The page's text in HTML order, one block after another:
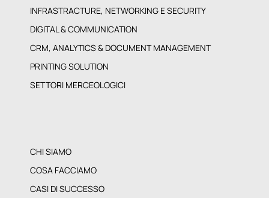
INFRASTRACTURE, NETWORKING E SECURITY
DIGITAL & COMMUNICATION
CRM, ANALYTICS & DOCUMENT MANAGEMENT
PRINTING SOLUTION
SETTORI MERCEOLOGICI
CHI SIAMO
COSA FACCIAMO
CASI DI SUCCESSO